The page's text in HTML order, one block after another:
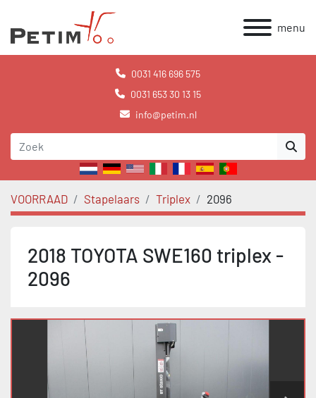
menu
0031 416 696 575
0031 653 30 13 15
info@petim.nl
VOORRAAD Stapelaars Triplex 2096
2018 TOYOTA SWE160 triplex -
2096